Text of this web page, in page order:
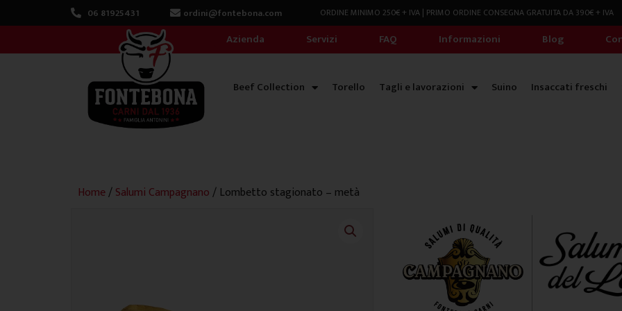
al
06 81925431 ordini@fontebona.com ORDINE MINIMO 250€ + IVA | PRIMO ORDINE CONSEGNA GRATUITA DA 390€ + IVA
Azienda
Servizi FAQ Informazioni Blog
Beef Collection Torello Tagli e lavorazioni Suino Insaccati freschi
Home/Salumi Campagnano/ Lombetto stagionato – metà